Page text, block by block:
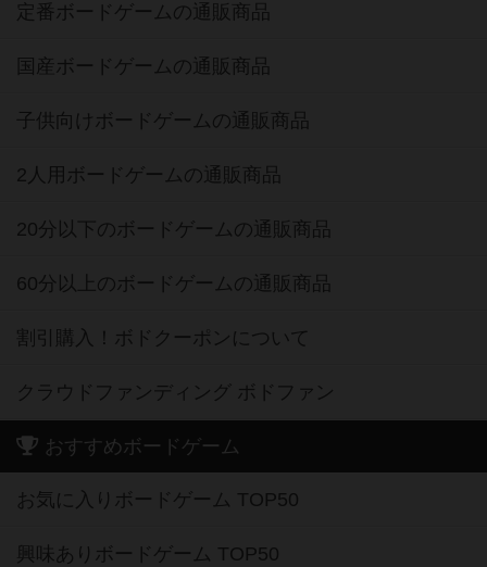
定番ボードゲームの通販商品
国産ボードゲームの通販商品
子供向けボードゲームの通販商品
2人用ボードゲームの通販商品
20分以下のボードゲームの通販商品
60分以上のボードゲームの通販商品
割引購入！ボドクーポンについて
クラウドファンディング ボドファン
おすすめボードゲーム
お気に入りボードゲーム TOP50
興味ありボードゲーム TOP50